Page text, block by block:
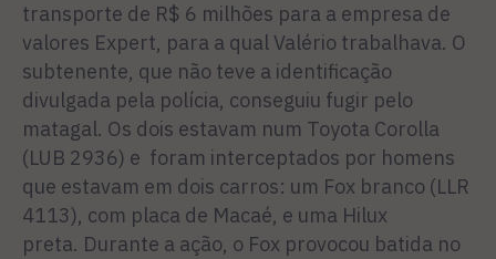
transporte de R$ 6 milhões para a empresa de
valores Expert, para a qual Valério trabalhava. O
subtenente, que não teve a identificação
divulgada pela polícia, conseguiu fugir pelo
matagal. Os dois estavam num Toyota Corolla
(LUB 2936) e foram interceptados por homens
que estavam em dois carros: um Fox branco (LLR
4113), com placa de Macaé, e uma Hilux
preta. Durante a ação, o Fox provocou batida no